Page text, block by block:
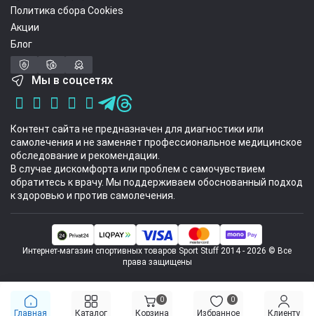
Главная Каталог
0
Корзина
0
Избранное Клиенту
Политика сбора Cookies
Акции
Блог
Мы в соцсетях
Контент сайта не предназначен для диагностики или
самолечения и не заменяет профессиональное медицинское
обследование и рекомендации.
В случае дискомфорта или проблем с самочувствием
обратитесь к врачу. Мы поддерживаем обоснованный подход
к здоровью и против самолечения.
Интернет-магазин спортивных товаров Sport Stuff 2014 - 2026 © Все
права защищены